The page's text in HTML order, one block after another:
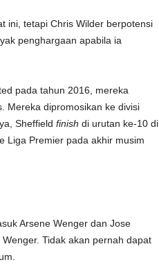
ini, tetapi Chris Wilder berpotensi
penghargaan apabila ia
pada tahun 2016, mereka
Mereka dipromosikan ke divisi
Sheffield finish di urutan ke-10 di
Liga Premier pada akhir musim
Arsene Wenger dan Jose
Tidak akan pernah dapat